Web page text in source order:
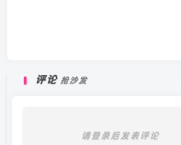
评论 抢沙发
请登录后发表评论